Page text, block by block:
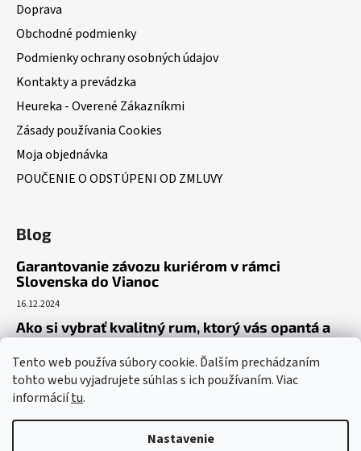
Tento web používa súbory cookie. Ďalším prechádzaním
tohto webu vyjadrujete súhlas s ich používaním. Viac
informáciítu.
Nastavenie
Doprava
Obchodné podmienky
Podmienky ochrany osobných údajov
Kontakty a prevádzka
Heureka - Overené Zákazníkmi
Zásady používania Cookies
Moja objednávka
POUČENIE O ODSTÚPENI OD ZMLUVY
Blog
Garantovanie závozu kuriérom v rámci
Slovenska do Vianoc
16.12.2024
Ako si vybrať kvalitný rum, ktorý vás opantá a
už nepustí?
16.6.2023
Dokonalý gin tonic recept – ako si pripraviť toto
osviežujúce letné eso?